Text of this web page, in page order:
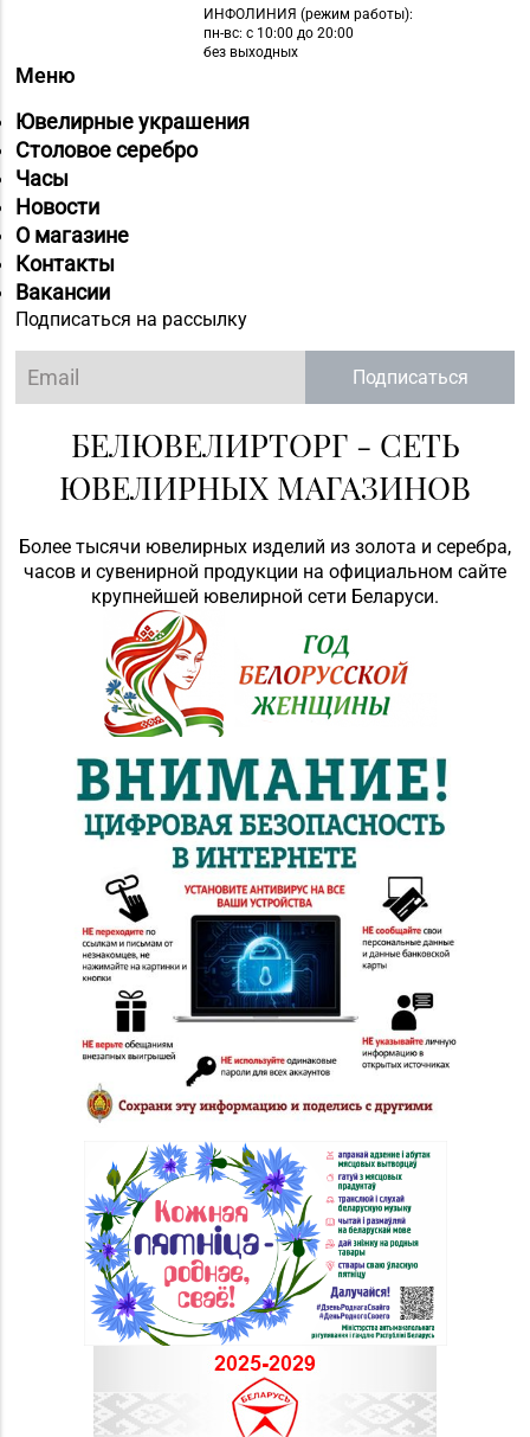
ИНФОЛИНИЯ (режим работы):
пн-вс: с 10:00 до 20:00
без выходных
Меню
Ювелирные украшения
Столовое серебро
Часы
Новости
О магазине
Контакты
Вакансии
Подписаться на рассылку
Подписаться
БЕЛЮВЕЛИРТОРГ - СЕТЬ
ЮВЕЛИРНЫХ МАГАЗИНОВ
Более тысячи ювелирных изделий из золота и серебра,
часов и сувенирной продукции на официальном сайте
крупнейшей ювелирной сети Беларуси.